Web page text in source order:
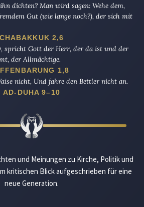
dichten? Man wird sagen: Wehe dem,
Gut (wie lange noch?), der sich mit
CHABAKKUK 2,6
spricht Gott der Herr, der da ist und der
der Allmächtige.
1,8
nicht, Und fahre den Bettler nicht an.
AD-DUHA 9–10
und Meinungen zu Kirche, Politik und
kritischen Blick aufgeschrieben für eine
neue Generation.